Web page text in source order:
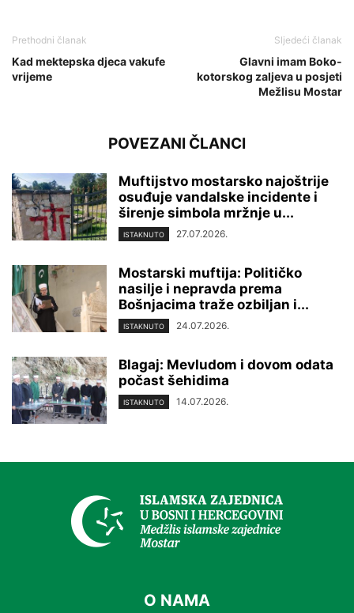
Prethodni članak
Kad mektepska djeca vakufe
vrijeme
Sljedeći članak
Glavni imam Boko-
kotorskog zaljeva u posjeti
Mežlisu Mostar
POVEZANI ČLANCI
Muftijstvo mostarsko najoštrije
osuđuje vandalske incidente i
širenje simbola mržnje u...
ISTAKNUTO 27.07.2026.
Mostarski muftija: Političko
nasilje i nepravda prema
Bošnjacima traže ozbiljan i...
ISTAKNUTO 24.07.2026.
Blagaj: Mevludom i dovom odata
počast šehidima
ISTAKNUTO 14.07.2026.
O NAMA